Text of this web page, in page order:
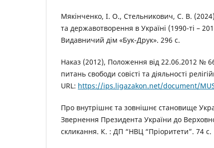
Мякінченко, І. О., Стельникович, С. В.
та державотворення в Україні (1990-ті –
Видавничий дім «Бук-Друк». 296 с.
Наказ (2012), Положення від 22.06.2012 №
питань свободи совісті та діяльності
URL: https://ips.ligazakon.net/document/
Про внутрішнє та зовнішнє становище
Звернення Президента України до
скликання. К. : ДП “НВЦ “Пріоритети”. 74 с.